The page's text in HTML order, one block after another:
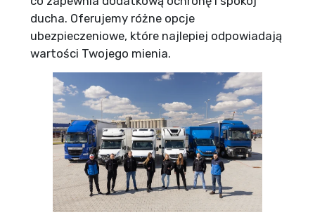
ducha. Oferujemy różne opcje
ubezpieczeniowe, które najlepiej odpowiadają
wartości Twojego mienia.